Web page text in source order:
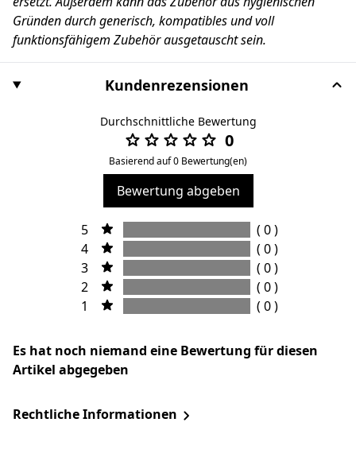
Gründen durch generisch, kompatibles und voll
funktionsfähigem Zubehör ausgetauscht sein.
Kundenrezensionen
Durchschnittliche Bewertung
0
Basierend auf 0 Bewertung(en)
Bewertung abgeben
5
( 0 )
4
( 0 )
3
( 0 )
2
( 0 )
1
( 0 )
Es hat noch niemand eine Bewertung für diesen
Artikel abgegeben
Rechtliche Informationen